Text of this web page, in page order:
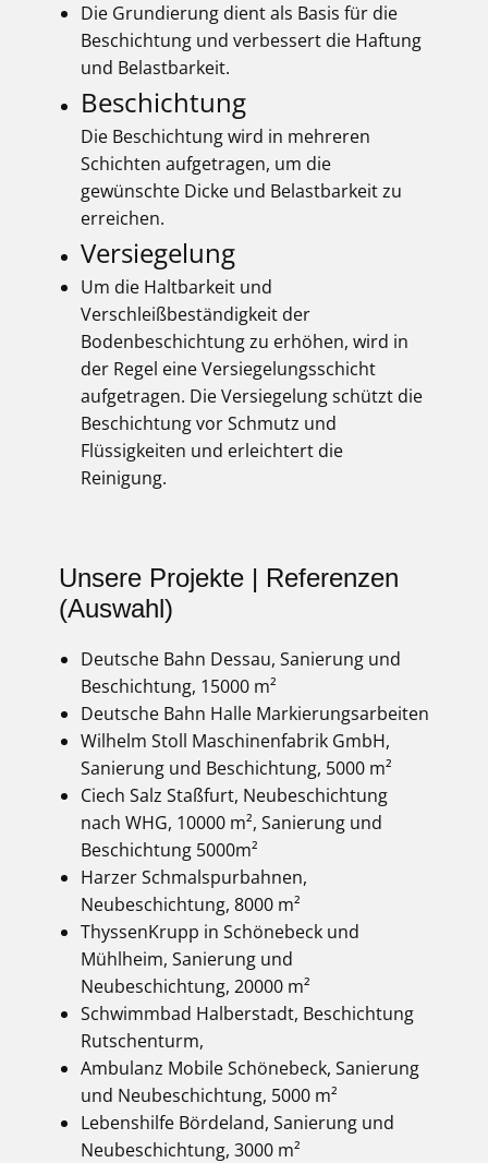
Die Grundierung dient als Basis für die
Beschichtung und verbessert die Haftung
und Belastbarkeit.
Beschichtung
Die Beschichtung wird in mehreren
Schichten aufgetragen, um die
gewünschte Dicke und Belastbarkeit zu
erreichen.
Versiegelung
Um die Haltbarkeit und
Verschleißbeständigkeit der
Bodenbeschichtung zu erhöhen, wird in
der Regel eine Versiegelungsschicht
aufgetragen. Die Versiegelung schützt die
Beschichtung vor Schmutz und
Flüssigkeiten und erleichtert die
Reinigung.
Unsere Projekte | Referenzen
(Auswahl)
Deutsche Bahn Dessau, Sanierung und
Beschichtung, 15000 m²
Deutsche Bahn Halle Markierungsarbeiten
Wilhelm Stoll Maschinenfabrik GmbH,
Sanierung und Beschichtung, 5000 m²
Ciech Salz Staßfurt, Neubeschichtung
nach WHG, 10000 m², Sanierung und
Beschichtung 5000m²
Harzer Schmalspurbahnen,
Neubeschichtung, 8000 m²
ThyssenKrupp in Schönebeck und
Mühlheim, Sanierung und
Neubeschichtung, 20000 m²
Schwimmbad Halberstadt, Beschichtung
Rutschenturm,
Ambulanz Mobile Schönebeck, Sanierung
und Neubeschichtung, 5000 m²
Lebenshilfe Bördeland, Sanierung und
Neubeschichtung, 3000 m²